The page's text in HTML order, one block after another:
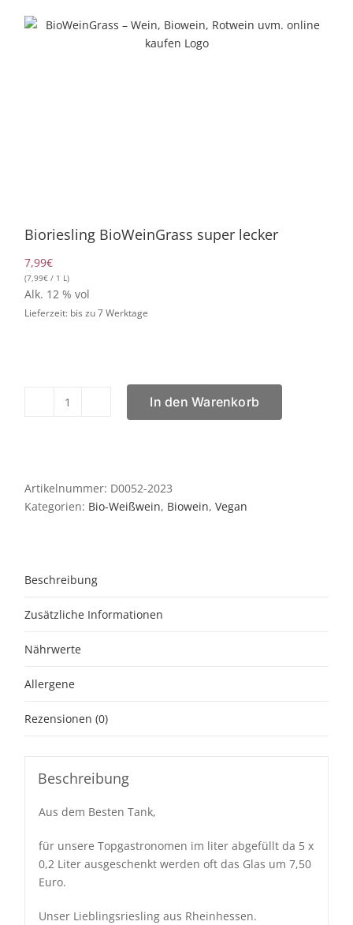
Inhalt
Bioriesling BioWeinGrass super lecker
7,99€
(7,99€ / 1 L)
Alk. 12 % vol
Lieferzeit: bis zu 7 Werktage
Bioriesling
In den Warenkorb
Artikelnummer: D0052-2023
Kategorien: Bio-Weißwein, Biowein,Vegan
Beschreibung
Zusätzliche Informationen
Nährwerte
Allergene
Rezensionen (0)
Beschreibung
Aus dem Besten Tank,
für unsere Topgastronomen im liter abgefüllt da 5 x
0,2 Liter ausgeschenkt werden oft das Glas um 7,50
Euro.
Unser Lieblingsriesling aus Rheinhessen.